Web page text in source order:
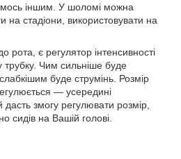
іншим. У шоломі можна
на стадіони, використовувати на
рота, є регулятор інтенсивності
Чим сильніше буде
буде струмінь. Розмір
— усередині
змогу регулювати розмір,
сидів на Вашій голові.